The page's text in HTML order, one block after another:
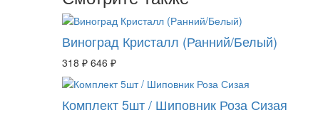
Виноград Кристалл (Ранний/Белый)
318 ₽ 646 ₽
Комплект 5шт / Шиповник Роза Сизая